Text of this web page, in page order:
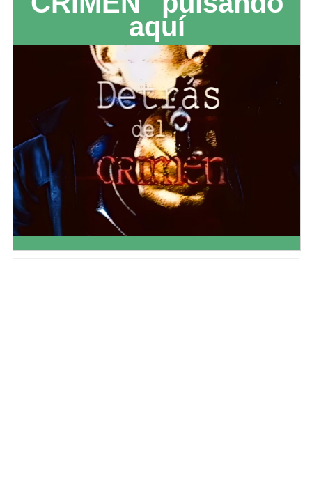
aquí